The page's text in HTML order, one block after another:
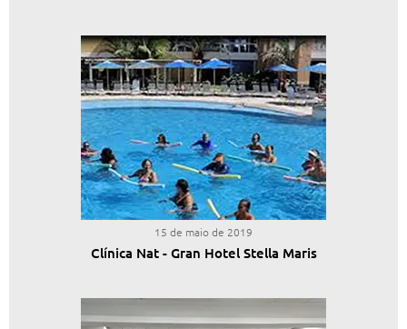
15 de maio de 2019
Clínica Nat - Gran Hotel Stella Maris